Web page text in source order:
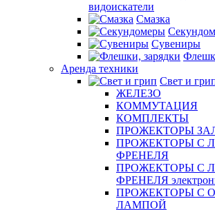
видоискатели
Смазка
Сувениры
Аренда техники
Свет и
ЖЕЛЕЗО
КОММУТАЦИЯ
КОМПЛЕКТЫ
ПРОЖЕКТОРЫ
ПРОЖЕКТОРЫ С
ФРЕНЕЛЯ
ПРОЖЕКТОРЫ С
ФРЕНЕЛЯ
ПРОЖЕКТОРЫ С
ЛАМПОЙ